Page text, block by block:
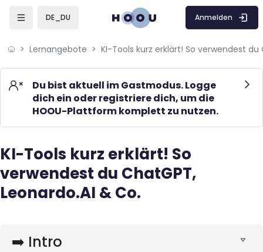
Skip to sidebar navigation menu
Skip to mobile navigation menu
DE_DU Anmelden
Lernangebote
Du bist aktuell im Gastmodus. Logge
dich ein oder registriere dich, um die
HOOU-Plattform komplett zu nutzen.
Blöcke
KI-Tools kurz erklärt! So
verwendest du ChatGPT,
Leonardo.AI & Co.
➡️ Intro